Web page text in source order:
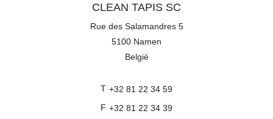
CLEAN TAPIS SC
Rue des Salamandres 5
5100 Namen
België
T +32 81 22 34 59
F +32 81 22 34 39